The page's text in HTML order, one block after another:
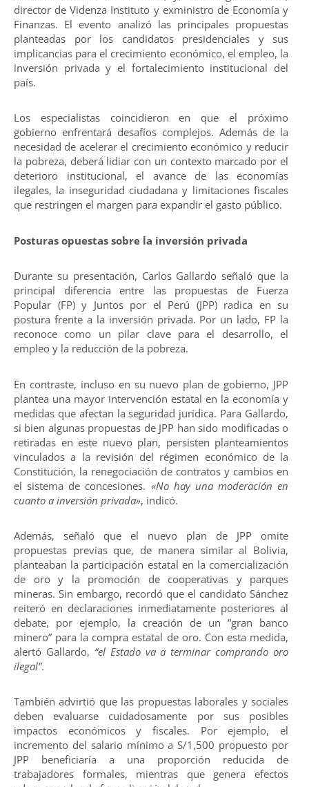
director de Videnza Instituto y exministro de Economía y
Finanzas. El evento analizó las principales propuestas
planteadas por los candidatos presidenciales y sus
implicancias para el crecimiento económico, el empleo, la
inversión privada y el fortalecimiento institucional del
país.
Los especialistas coincidieron en que el próximo
gobierno enfrentará desafíos complejos. Además de la
necesidad de acelerar el crecimiento económico y reducir
la pobreza, deberá lidiar con un contexto marcado por el
deterioro institucional, el avance de las economías
ilegales, la inseguridad ciudadana y limitaciones fiscales
que restringen el margen para expandir el gasto público.
Posturas opuestas sobre la inversión privada
Durante su presentación, Carlos Gallardo señaló que la
principal diferencia entre las propuestas de Fuerza
Popular (FP) y Juntos por el Perú (JPP) radica en su
postura frente a la inversión privada. Por un lado, FP la
reconoce como un pilar clave para el desarrollo, el
empleo y la reducción de la pobreza.
En contraste, incluso en su nuevo plan de gobierno, JPP
plantea una mayor intervención estatal en la economía y
medidas que afectan la seguridad jurídica. Para Gallardo,
si bien algunas propuestas de JPP han sido modificadas o
retiradas en este nuevo plan, persisten planteamientos
vinculados a la revisión del régimen económico de la
Constitución, la renegociación de contratos y cambios en
el sistema de concesiones. «No hay una moderación en
cuanto a inversión privada», indicó.
Además, señaló que el nuevo plan de JPP omite
propuestas previas que, de manera similar al Bolivia,
planteaban la participación estatal en la comercialización
de oro y la promoción de cooperativas y parques
mineras. Sin embargo, recordó que el candidato Sánchez
reiteró en declaraciones inmediatamente posteriores al
debate, por ejemplo, la creación de un “gran banco
minero” para la compra estatal de oro. Con esta medida,
alertó Gallardo, “el Estado va a terminar comprando oro
ilegal”.
También advirtió que las propuestas laborales y sociales
deben evaluarse cuidadosamente por sus posibles
impactos económicos y fiscales. Por ejemplo, el
incremento del salario mínimo a S/1,500 propuesto por
JPP beneficiaría a una proporción reducida de
trabajadores formales, mientras que genera efectos